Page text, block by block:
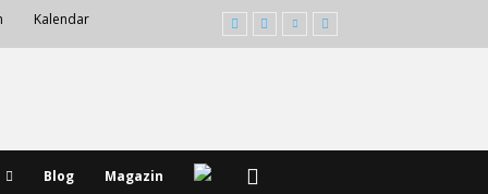
Kalendar
Blog Magazin